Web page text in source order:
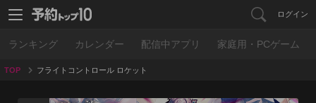
ログイン
ランキング カレンダー 配信中アプリ 家庭用・PCゲーム
TOP フライトコントロール ロケット